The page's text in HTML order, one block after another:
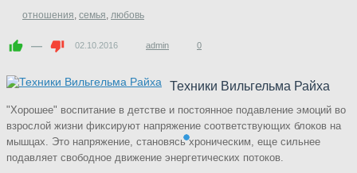
отношения, семья, любовь
— 02.10.2016 admin 0
Техники Вильгельма Райха
"Хорошее" воспитание в детстве и постоянное подавление эмоций во
взрослой жизни фиксируют напряжение соответствующих блоков на
мышцах. Это напряжение, становясь хроническим, еще сильнее
подавляет свободное движение энергетических потоков.